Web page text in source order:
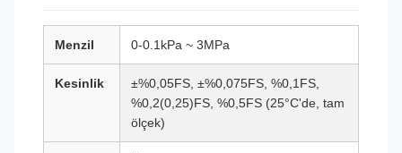
Menzil 0-0.1kPa ~ 3MPa
Kesinlik
±%0,05FS, ±%0,075FS, %0,1FS,
%0,2(0,25)FS, %0,5FS (25°C'de, tam
ölçek)